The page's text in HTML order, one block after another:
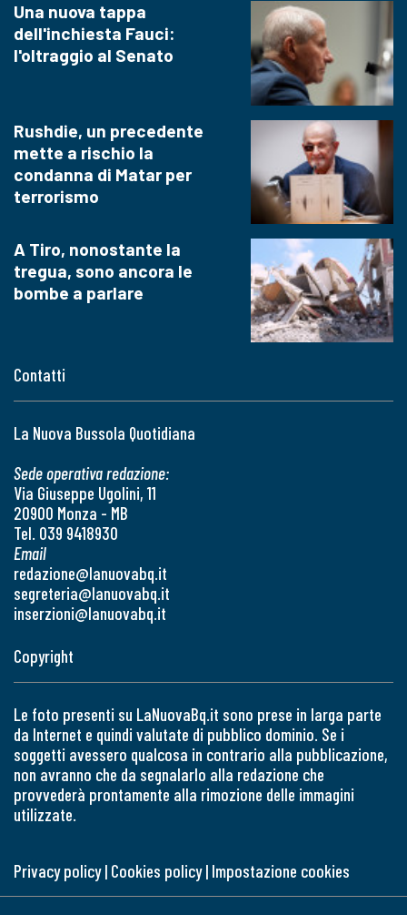
Contatti
La Nuova Bussola Quotidiana
Sede operativa redazione:
Via Giuseppe Ugolini, 11
20900 Monza - MB
Tel. 039 9418930
Email
redazione@lanuovabq.it
segreteria@lanuovabq.it
inserzioni@lanuovabq.it
Una nuova tappa
dell'inchiesta Fauci:
l'oltraggio al Senato
Rushdie, un precedente
mette a rischio la
condanna di Matar per
terrorismo
A Tiro, nonostante la
tregua, sono ancora le
bombe a parlare
Copyright
Le foto presenti su LaNuovaBq.it sono prese in larga parte
da Internet e quindi valutate di pubblico dominio. Se i
soggetti avessero qualcosa in contrario alla pubblicazione,
non avranno che da segnalarlo alla redazione che
provvederà prontamente alla rimozione delle immagini
utilizzate.
Privacy policy| Cookies policy| Impostazione cookies